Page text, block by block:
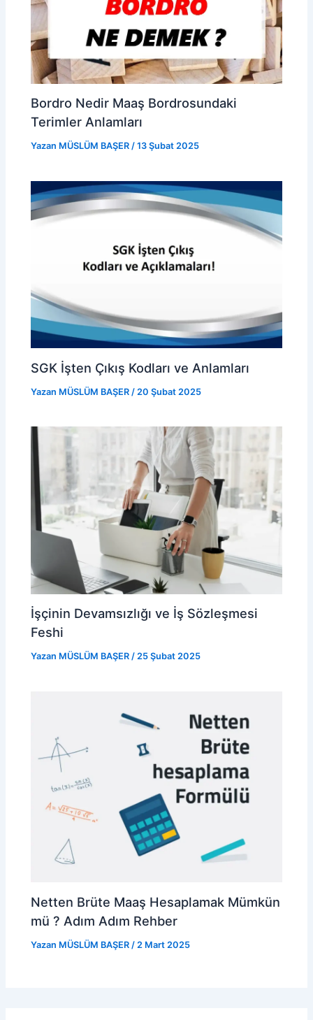
Bordro Nedir Maaş Bordrosundaki
Terimler Anlamları
Yazan MÜSLÜM BAŞER/13 Şubat 2025
SGK İşten Çıkış Kodları ve Anlamları
Yazan MÜSLÜM BAŞER / 20 Şubat 2025
İşçinin Devamsızlığı ve İş Sözleşmesi
Feshi
Yazan MÜSLÜM BAŞER/25 Şubat 2025
Netten Brüte Maaş Hesaplamak Mümkün
mü ? Adım Adım Rehber
Yazan MÜSLÜM BAŞER / 2 Mart 2025